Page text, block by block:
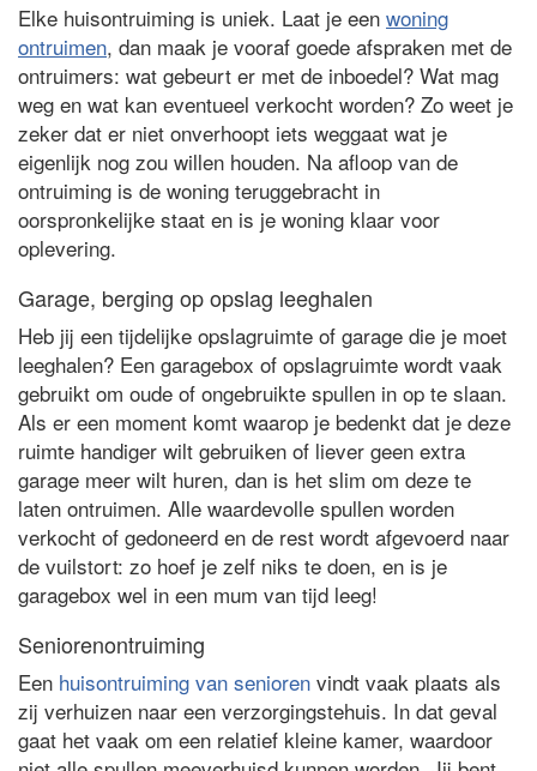
Elke huisontruiming is uniek. Laat je een woning
ontruimen, dan maak je vooraf goede afspraken met de
ontruimers: wat gebeurt er met de inboedel? Wat mag
weg en wat kan eventueel verkocht worden? Zo weet je
zeker dat er niet onverhoopt iets weggaat wat je
eigenlijk nog zou willen houden. Na afloop van de
ontruiming is de woning teruggebracht in
oorspronkelijke staat en is je woning klaar voor
oplevering.
Garage, berging op opslag leeghalen
Heb jij een tijdelijke opslagruimte of garage die je moet
leeghalen? Een garagebox of opslagruimte wordt vaak
gebruikt om oude of ongebruikte spullen in op te slaan.
Als er een moment komt waarop je bedenkt dat je deze
ruimte handiger wilt gebruiken of liever geen extra
garage meer wilt huren, dan is het slim om deze te
laten ontruimen. Alle waardevolle spullen worden
verkocht of gedoneerd en de rest wordt afgevoerd naar
de vuilstort: zo hoef je zelf niks te doen, en is je
garagebox wel in een mum van tijd leeg!
Seniorenontruiming
Een huisontruiming van senioren vindt vaak plaats als
zij verhuizen naar een verzorgingstehuis. In dat geval
gaat het vaak om een relatief kleine kamer, waardoor